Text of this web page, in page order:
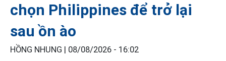
chọn Philippines để trở lại
sau ồn ào
HỒNG NHUNG | 08/08/2026 - 16:02